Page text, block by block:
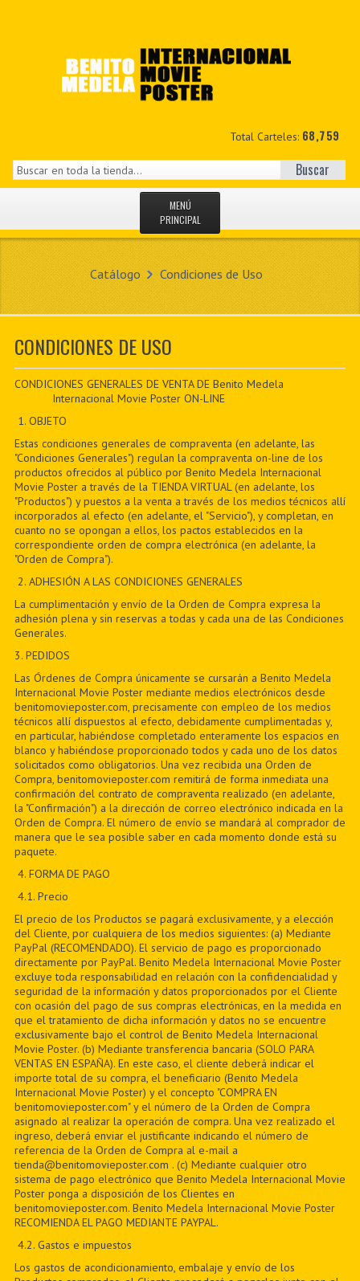
Total Carteles: 68,759
Buscar
MENÚ
PRINCIPAL
MIS DATOS
CONTACTO
PDF BOOKS
Catálogo Condiciones de Uso
CONDICIONES DE USO
CONDICIONES GENERALES DE VENTA DE Benito Medela
Internacional Movie Poster ON-LINE
1. OBJETO
Estas condiciones generales de compraventa (en adelante, las
"Condiciones Generales") regulan la compraventa on-line de los
productos ofrecidos al público por Benito Medela Internacional
Movie Poster a través de la TIENDA VIRTUAL (en adelante, los
"Productos") y puestos a la venta a través de los medios técnicos allí
incorporados al efecto (en adelante, el "Servicio"), y completan, en
cuanto no se opongan a ellos, los pactos establecidos en la
correspondiente orden de compra electrónica (en adelante, la
"Orden de Compra").
2. ADHESIÓN A LAS CONDICIONES GENERALES
La cumplimentación y envío de la Orden de Compra expresa la
adhesión plena y sin reservas a todas y cada una de las Condiciones
Generales.
3. PEDIDOS
Las Órdenes de Compra únicamente se cursarán a Benito Medela
Internacional Movie Poster mediante medios electrónicos desde
benitomovieposter.com, precisamente con empleo de los medios
técnicos allí dispuestos al efecto, debidamente cumplimentadas y,
en particular, habiéndose completado enteramente los espacios en
blanco y habiéndose proporcionado todos y cada uno de los datos
solicitados como obligatorios. Una vez recibida una Orden de
Compra, benitomovieposter.com remitirá de forma inmediata una
confirmación del contrato de compraventa realizado (en adelante,
la "Confirmación") a la dirección de correo electrónico indicada en la
Orden de Compra. El número de envío se mandará al comprador de
manera que le sea posible saber en cada momento donde está su
paquete.
4. FORMA DE PAGO
4.1. Precio
El precio de los Productos se pagará exclusivamente, y a elección
del Cliente, por cualquiera de los medios siguientes: (a) Mediante
PayPal (RECOMENDADO). El servicio de pago es proporcionado
directamente por PayPal. Benito Medela Internacional Movie Poster
excluye toda responsabilidad en relación con la confidencialidad y
seguridad de la información y datos proporcionados por el Cliente
con ocasión del pago de sus compras electrónicas, en la medida en
que el tratamiento de dicha información y datos no se encuentre
exclusivamente bajo el control de Benito Medela Internacional
Movie Poster. (b) Mediante transferencia bancaria (SOLO PARA
VENTAS EN ESPAÑA). En este caso, el cliente deberá indicar el
importe total de su compra, el beneficiario (Benito Medela
Internacional Movie Poster) y el concepto "COMPRA EN
benitomovieposter.com" y el número de la Orden de Compra
asignado al realizar la operación de compra. Una vez realizado el
ingreso, deberá enviar el justificante indicando el número de
referencia de la Orden de Compra al e-mail a
tienda@benitomovieposter.com . (c) Mediante cualquier otro
sistema de pago electrónico que Benito Medela Internacional Movie
Poster ponga a disposición de los Clientes en
benitomovieposter.com. Benito Medela Internacional Movie Poster
RECOMIENDA EL PAGO MEDIANTE PAYPAL.
4.2. Gastos e impuestos
Los gastos de acondicionamiento, embalaje y envío de los